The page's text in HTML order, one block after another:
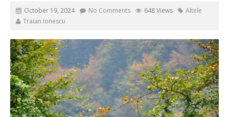
October 19, 2024 No Comments 648 Views
Altele
Traian Ionescu